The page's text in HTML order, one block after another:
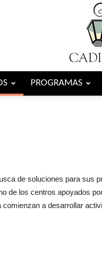
PROGRAMAS
de soluciones para sus
de los centros apoyados
a desarrollar